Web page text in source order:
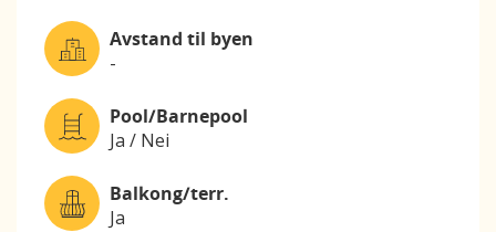
Avstand til byen
-
Pool/Barnepool
Ja / Nei
Balkong/terr.
Ja